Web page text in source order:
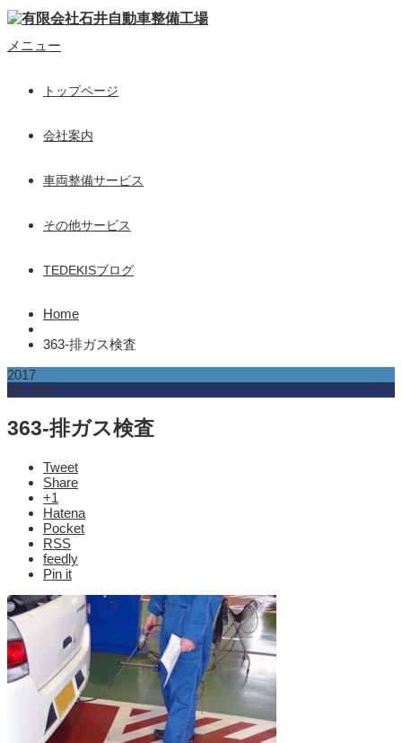
メニュー
トップページ
会社案内
車両整備サービス
その他サービス
TEDEKISブログ
Home
363-排ガス検査
2017
03
Oct
363-排ガス検査
Tweet
Share
+1
Hatena
Pocket
RSS
feedly
Pin it